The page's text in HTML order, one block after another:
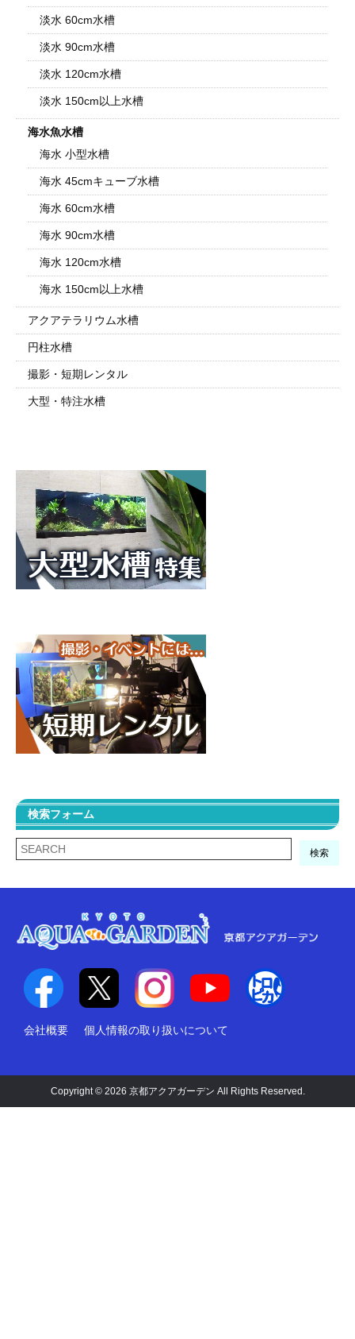
淡水 60cm水槽
淡水 90cm水槽
淡水 120cm水槽
淡水 150cm以上水槽
海水魚水槽
海水 小型水槽
海水 45cmキューブ水槽
海水 60cm水槽
海水 90cm水槽
海水 120cm水槽
海水 150cm以上水槽
アクアテラリウム水槽
円柱水槽
撮影・短期レンタル
大型・特注水槽
検索フォーム
検索
会社概要 個人情報の取り扱いについて
Copyright © 2026 京都アクアガーデン All Rights Reserved.